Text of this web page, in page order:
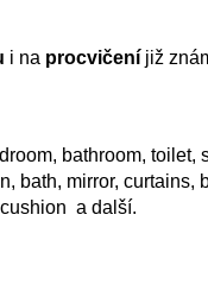
i na procvičení již
bathroom,
bath, mirror,
cushion a další.